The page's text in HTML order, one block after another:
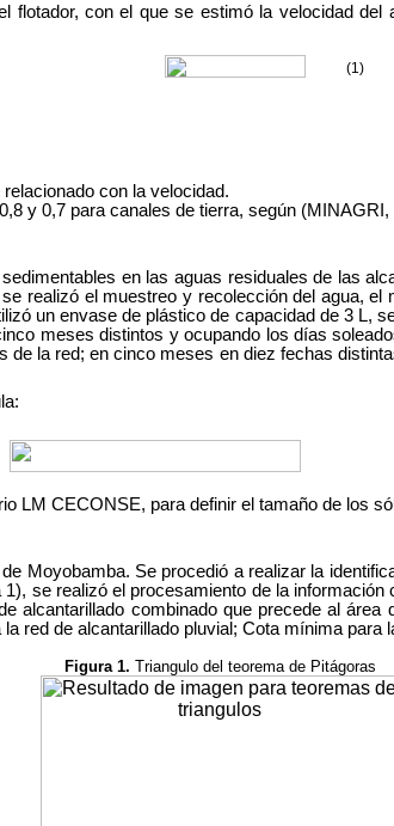
flotador, con el que se estimó la velocidad
(1)
con la velocidad.
y 0,7 para canales de tierra, según (MINAGRI,
en las aguas residuales de las
realizó el muestreo y recolección del agua,
un envase de plástico de capacidad de 3 L,
meses distintos y ocupando los días
la red; en cinco meses en diez fechas
LM CECONSE, para definir el tamaño de los
Moyobamba. Se procedió a realizar la
se realizó el procesamiento de la
alcantarillado combinado que precede al
red de alcantarillado pluvial; Cota mínima
Figura 1. Triangulo del teorema de Pitágoras